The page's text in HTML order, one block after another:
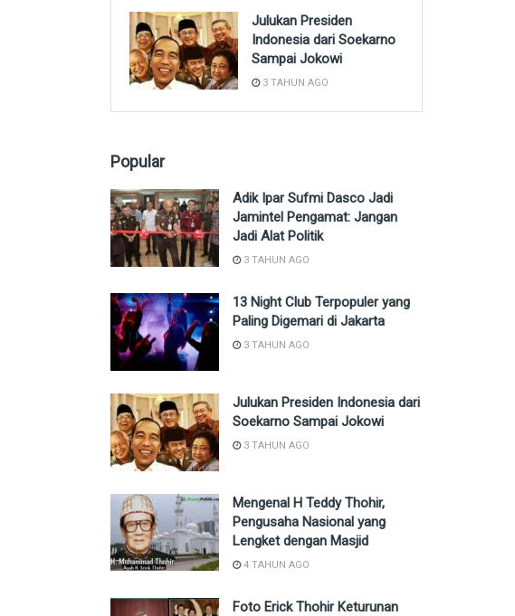
Julukan Presiden
Indonesia dari Soekarno
Sampai Jokowi
3 TAHUN AGO
Popular
Adik Ipar Sufmi Dasco Jadi
Jamintel Pengamat: Jangan
Jadi Alat Politik
3 TAHUN AGO
13 Night Club Terpopuler yang
Paling Digemari di Jakarta
3 TAHUN AGO
Julukan Presiden Indonesia dari
Soekarno Sampai Jokowi
3 TAHUN AGO
Mengenal H Teddy Thohir,
Pengusaha Nasional yang
Lengket dengan Masjid
4 TAHUN AGO
Foto Erick Thohir Keturunan